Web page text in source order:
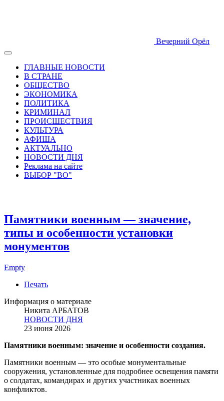
Вечерний Орёл
ГЛАВНЫЕ НОВОСТИ
В СТРАНЕ
ОБЩЕСТВО
ЭКОНОМИКА
ПОЛИТИКА
КРИМИНАЛ
ПРОИСШЕСТВИЯ
КУЛЬТУРА
АФИША
АКТУАЛЬНО
НОВОСТИ ДНЯ
Реклама на сайте
ВЫБОР "ВО"
Памятники военным — значение,
типы и особенности установки
монументов
Empty
Печать
Информация о материале
Никита АРБАТОВ
НОВОСТИ ДНЯ
23 июня 2026
Памятники военным: значение и особенности создания.
Памятники военным — это особые монументальные
сооружения, установленные для подробнее освещения памяти
о солдатах, командирах и других участниках военных
конфликтов.